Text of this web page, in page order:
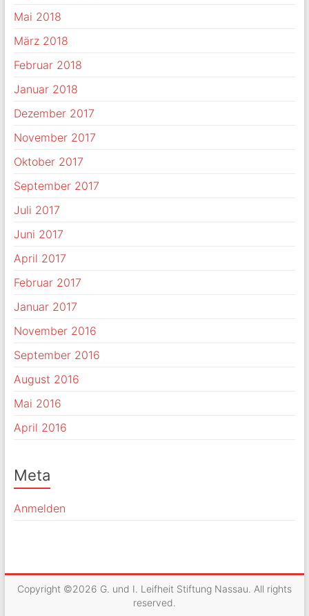
Mai 2018
März 2018
Februar 2018
Januar 2018
Dezember 2017
November 2017
Oktober 2017
September 2017
Juli 2017
Juni 2017
April 2017
Februar 2017
Januar 2017
November 2016
September 2016
August 2016
Mai 2016
April 2016
Meta
Anmelden
Copyright ©2026 G. und I. Leifheit Stiftung Nassau. All rights
reserved.